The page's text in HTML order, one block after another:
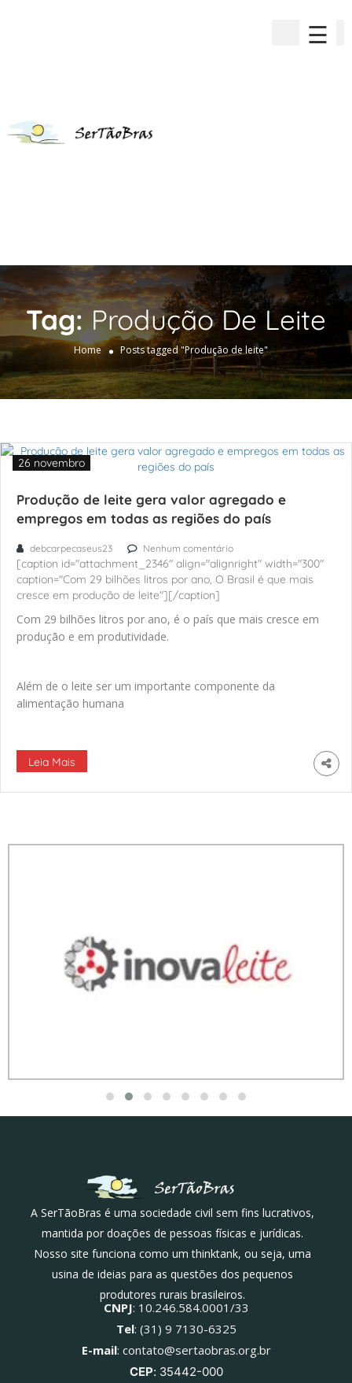
☰
Tag:Produção De Leite
Home Posts tagged "Produção de leite"
Produção de leite gera valor agregado e
empregos em todas as regiões do país
26 novembro
debcarpecaseus23 Nenhum comentário
[caption id="attachment_2346" align="alignright" width="300"
caption="Com 29 bilhões litros por ano, O Brasil é que mais
cresce em produção de leite"][/caption]
Com 29 bilhões litros por ano, é o país que mais cresce em
produção e em produtividade.
Além de o leite ser um importante componente da
alimentação humana
Leia Mais
A SerTãoBras é uma sociedade civil sem fins lucrativos,
mantida por doações de pessoas físicas e jurídicas.
Nosso site funciona como um thinktank, ou seja, uma
usina de ideias para as questões dos pequenos
produtores rurais brasileiros.
CNPJ: 10.246.584.0001/33
Tel: (31) 9 7130-6325
E-mail: contato@sertaobras.org.br
CEP: 35442-000